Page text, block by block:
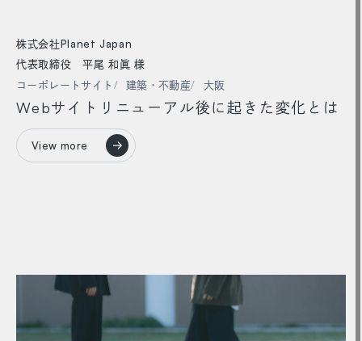
Webサイトリニューアル後に起きた変化とは
株式会社Planet Japan
代表取締役 平尾 和眞 様
コーポレートサイト
建築・不動産 大阪
View more